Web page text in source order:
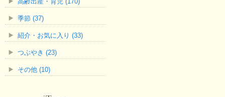
季節 (37)
紹介・お気に入り (33)
つぶやき (23)
その他 (10)